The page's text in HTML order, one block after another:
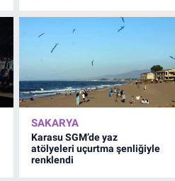
SAKARYA
Karasu SGM’de yaz
atölyeleri uçurtma şenliğiyle
renklendi